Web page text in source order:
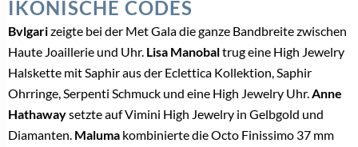
IKONISCHE CODES
Bvlgarizeigte bei der Met Gala die ganze Bandbreite zwischen
Haute Joaillerie und Uhr. Lisa Manobaltrug eine High Jewelry
Halskette mit Saphir aus der Eclettica Kollektion, Saphir
Ohrringe, Serpenti Schmuck und eine High Jewelry Uhr.Anne
Hathawaysetzte auf Vimini High Jewelry in Gelbgold und
Diamanten. Maluma kombinierte die Octo Finissimo 37 mm